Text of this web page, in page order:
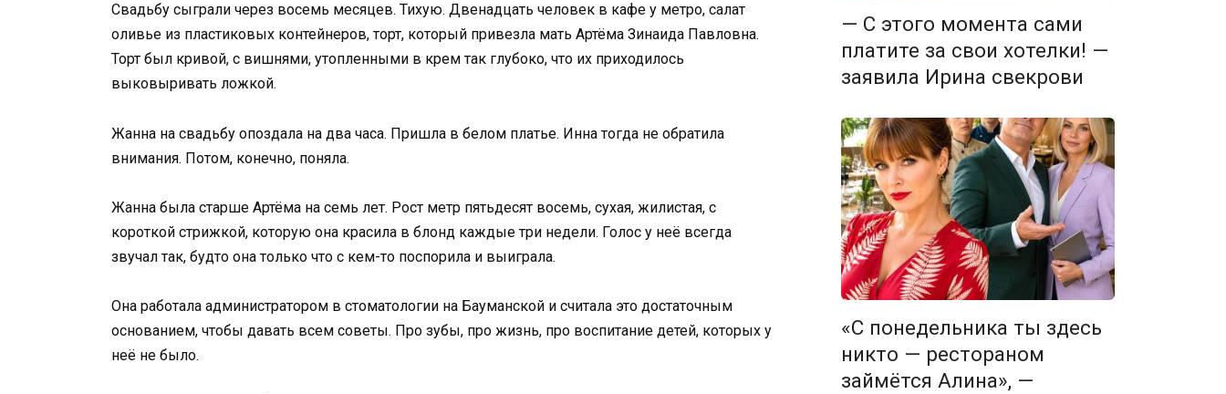
Свадьбу сыграли через восемь месяцев. Тихую. Двенадцать человек в кафе у метро, салат
оливье из пластиковых контейнеров, торт, который привезла мать Артёма Зинаида Павловна.
Торт был кривой, с вишнями, утопленными в крем так глубоко, что их приходилось
выковыривать ложкой.
Жанна на свадьбу опоздала на два часа. Пришла в белом платье. Инна тогда не обратила
внимания. Потом, конечно, поняла.
Жанна была старше Артёма на семь лет. Рост метр пятьдесят восемь, сухая, жилистая, с
короткой стрижкой, которую она красила в блонд каждые три недели. Голос у неё всегда
звучал так, будто она только что с кем-то поспорила и выиграла.
Она работала администратором в стоматологии на Бауманской и считала это достаточным
основанием, чтобы давать всем советы. Про зубы, про жизнь, про воспитание детей, которых у
неё не было.
— С этого момента сами
платите за свои хотелки! —
заявила Ирина свекрови
«С понедельника ты здесь
никто — рестораном
займётся Алина», —